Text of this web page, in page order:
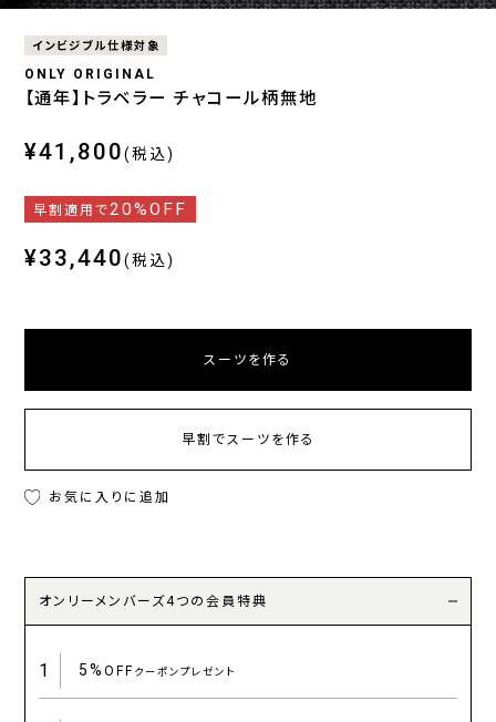
インビジブル仕様対象
ONLY ORIGINAL
【通年】トラベラー チャコール柄無地
¥41,800(税込)
早割適用で20%OFF
¥33,440(税込)
スーツを作る
早割でスーツを作る
お気に入りに追加
オンリーメンバーズ4つの会員特典
1 5%OFFクーポンプレゼント